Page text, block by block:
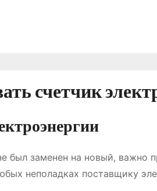
счетчик
был заменен на новый, важно
неполадках поставщику